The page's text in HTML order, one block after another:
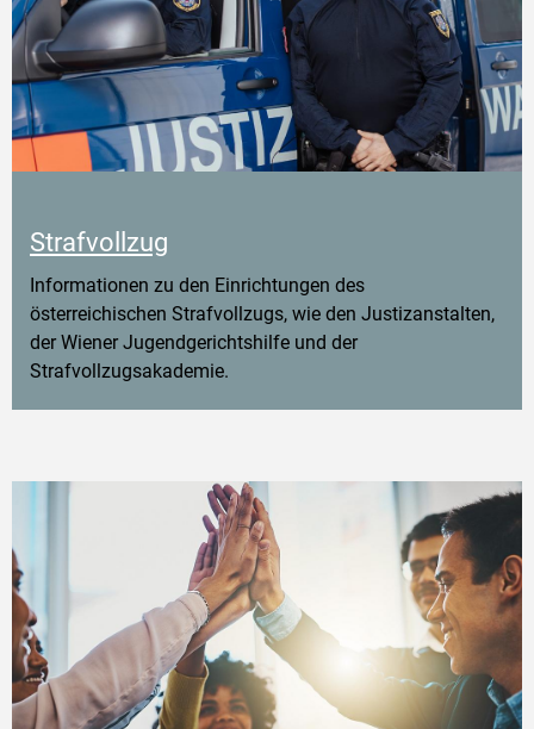
Strafvollzug
Informationen zu den Einrichtungen des
österreichischen Strafvollzugs, wie den Justizanstalten,
der Wiener Jugendgerichtshilfe und der
Strafvollzugsakademie.